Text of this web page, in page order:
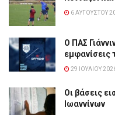
6 ΑΥΓΟΎΣΤΟΥ
Ο ΠΑΣ
εμφανίσεις
29 ΙΟΥΛΊΟΥ
Οι βάσεις
Ιωαννίνων